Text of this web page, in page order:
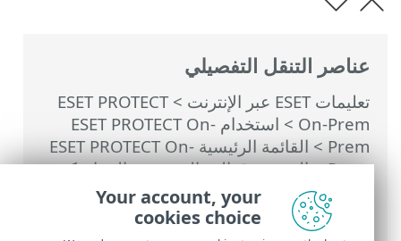
عناصر التنقل التفصيلي
تعليمات ESET عبر الإنترنت >
ESET PROTECT
On-Prem
>
استخدام ‎ESET PROTECT On-
Prem
>
القائمة الرئيسية ESET PROTECT On-
Prem
>المزيد>قوالب المجموعة الديناميكية
قالب مجموعة ديناميكية - أمثلة> مجموعة
ديناميكية - لم يتم تثبيت إصدار برنامج معين
إطلاقاً
Your account, your
cookies choice